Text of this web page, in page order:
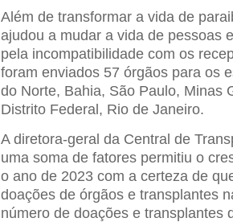
Além de transformar a vida de
ajudou a mudar a vida de pessoas
pela incompatibilidade com os
foram enviados 57 órgãos para os
do Norte, Bahia, São Paulo, Minas
Distrito Federal, Rio de Janeiro.
A diretora-geral da Central de
uma soma de fatores permitiu o
o ano de 2023 com a certeza de
doações de órgãos e transplantes
número de doações e transplantes